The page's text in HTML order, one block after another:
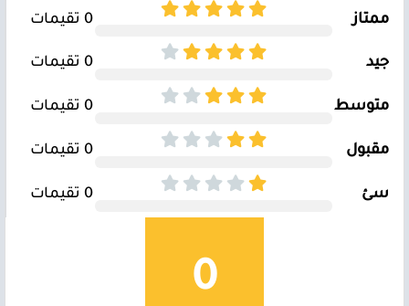
ممتاز 0 تقيمات
جيد 0 تقيمات
متوسط 0 تقيمات
مقبول 0 تقيمات
سئ 0 تقيمات
0